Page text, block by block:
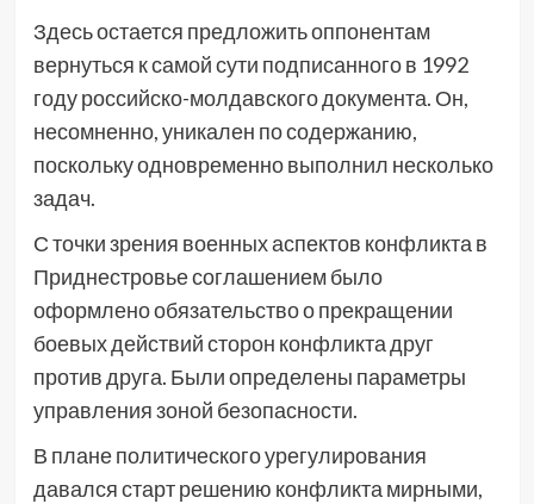
Здесь остается предложить оппонентам
вернуться к самой сути подписанного в 1992
году российско-молдавского документа. Он,
несомненно, уникален по содержанию,
поскольку одновременно выполнил несколько
задач.
С точки зрения военных аспектов конфликта в
Приднестровье соглашением было
оформлено обязательство о прекращении
боевых действий сторон конфликта друг
против друга. Были определены параметры
управления зоной безопасности.
В плане политического урегулирования
давался старт решению конфликта мирными,